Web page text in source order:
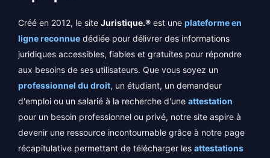
Créé en 2012, le site Juristique.® est une plateforme en
ligne reconnue dédiée pour délivrer des informations
juridiques accessibles, fiables et gratuites pour répondre
aux besoins de ses utilisateurs. Que vous soyez un
professionnel du droit, un étudiant, un demandeur
d'emploi ou un salarié à la recherche d'une attestation
pour un besoin professionnel ou privé, notre site aspire à
devenir une ressource incontournable grâce à notre page
récapitulative permettant de télécharger les attestations